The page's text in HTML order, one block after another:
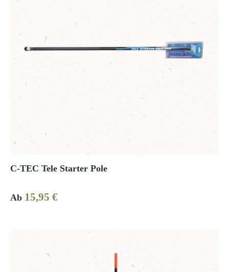
C-TEC Tele Starter Pole
Regulärer Preis:
Ab 15,95 €